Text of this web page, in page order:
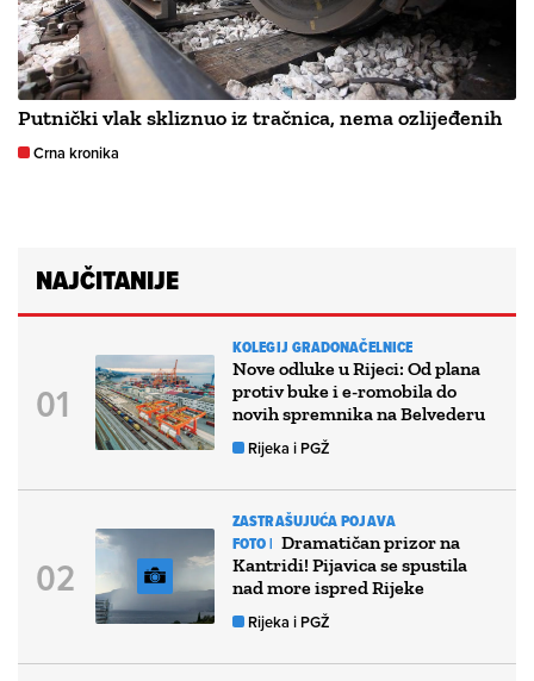
Putnički vlak skliznuo iz tračnica, nema ozlijeđenih
Crna kronika
NAJČITANIJE
KOLEGIJ GRADONAČELNICE
Nove odluke u Rijeci: Od plana
protiv buke i e-romobila do
novih spremnika na Belvederu
Rijeka i PGŽ
ZASTRAŠUJUĆA POJAVA
FOTO | Dramatičan prizor na
Kantridi! Pijavica se spustila
nad more ispred Rijeke
Rijeka i PGŽ